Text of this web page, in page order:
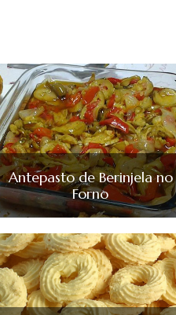
Antepasto de Berinjela no
Forno